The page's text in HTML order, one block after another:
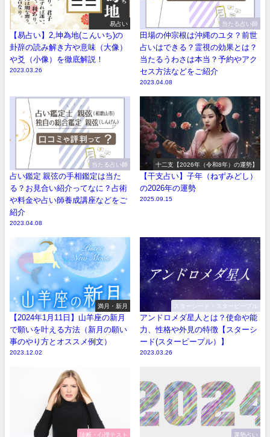
易占い
【易占い】2,坤為地(こんいち)の
卦辞の読み解き方や意味（大像）
や爻（小像）を徹底解説！
2023.03.26
当たる占い師
田場の仲宗根は沖縄のユタ？前世
占いはできる？霊視の効果とは？
当たるうわさは本当？予約やアク
セス方法などをご紹介
2023.04.08
当たる占い師
占い鑑定 親弦の手相鑑定は当た
る？お見合い紹介ってなに？占術
や料金や占い師養成講座などをご
紹介
2023.04.08
十二支【2026年（令和8年）の運勢】
【干支占い】子年（ねずみどし）
の2026年の運勢
2025.09.15
満月・新月
【2024年1月11日】山羊座の新月
で願いを叶える方法（新月の願い
事のやり方とオススメ例文）
2023.12.02
スターシード・スターピープル
アンドロメダ星人とは？使命や能
力、性格や外見の特徴【スターシ
ード(スターピープル）】
2023.03.26
診断・心理テスト 運勢占い